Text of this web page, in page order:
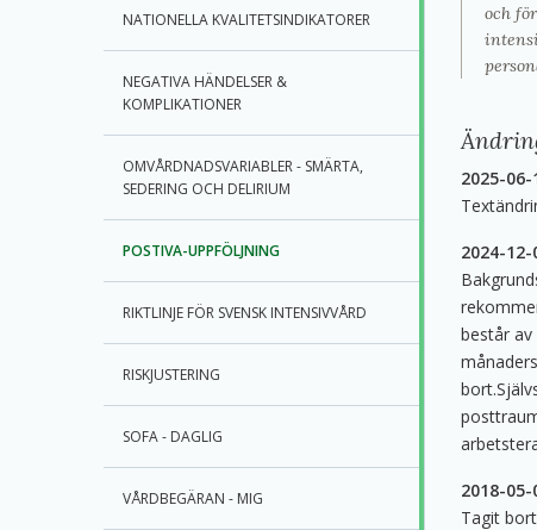
NATIONELLA KVALITETSINDIKATORER
NEGATIVA HÄNDELSER &
KOMPLIKATIONER
OMVÅRDNADSVARIABLER - SMÄRTA,
SEDERING OCH DELIRIUM
POSTIVA-UPPFÖLJNING
RIKTLINJE FÖR SVENSK INTENSIVVÅRD
RISKJUSTERING
SOFA - DAGLIG
VÅRDBEGÄRAN - MIG
och
2025-06-
2024-
består
2018-
Tagit